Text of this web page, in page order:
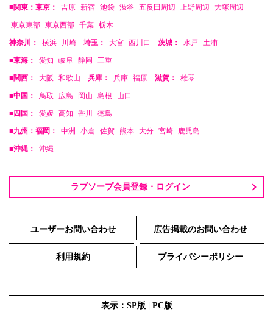
■関東：東京： 吉原 新宿 池袋 渋谷 五反田周辺 上野周辺 大塚周辺
東京東部 東京西部 千葉 栃木
神奈川： 横浜 川崎 埼玉： 大宮 西川口 茨城： 水戸 土浦
■東海： 愛知 岐阜 静岡 三重
■関西： 大阪 和歌山 兵庫： 兵庫 福原 滋賀： 雄琴
■中国： 鳥取 広島 岡山 島根 山口
■四国： 愛媛 高知 香川 徳島
■九州：福岡： 中洲 小倉 佐賀 熊本 大分 宮崎 鹿児島
■沖縄： 沖縄
ラブソープ会員登録・ログイン
ユーザーお問い合わせ 広告掲載のお問い合わせ
利用規約 プライバシーポリシー
表示：SP版 | PC版